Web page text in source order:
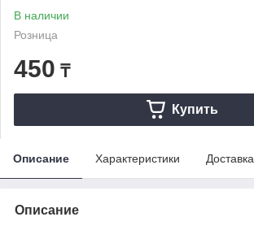
В наличии
Розница
450 ₸
Купить
Описание Характеристики Доставка
Описание